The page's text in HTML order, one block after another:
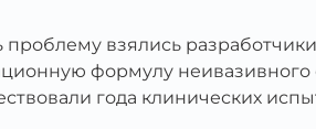
проблему взялись
формулу
года клинических